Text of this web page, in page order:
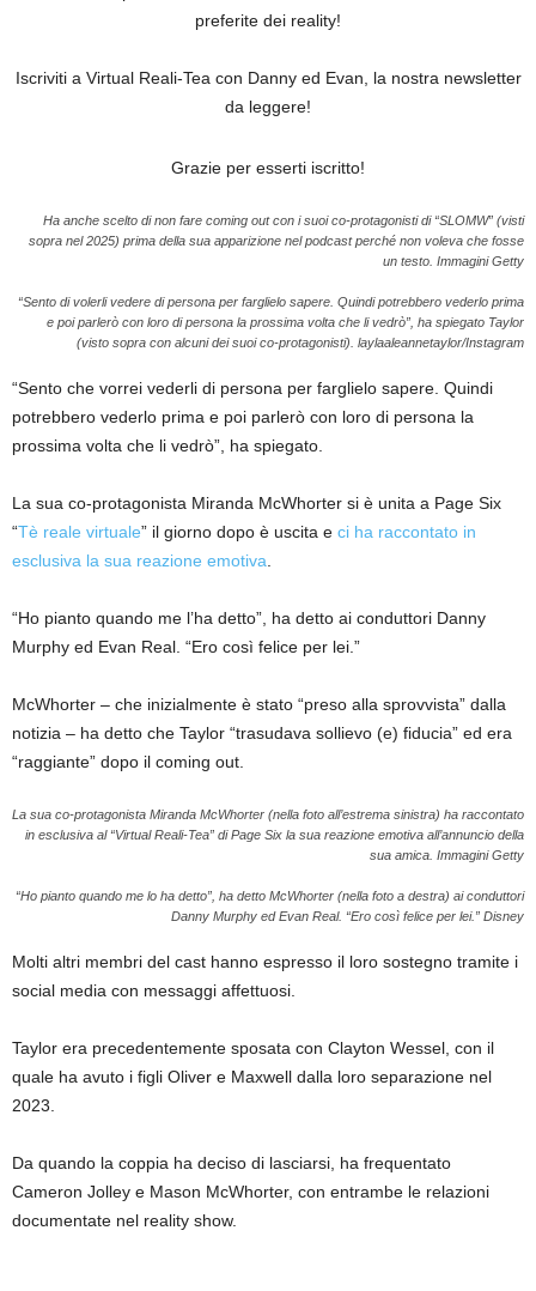
preferite dei reality!
Iscriviti a Virtual Reali-Tea con Danny ed Evan, la nostra newsletter
da leggere!
Grazie per esserti iscritto!
Ha anche scelto di non fare coming out con i suoi co-protagonisti di “SLOMW” (visti
sopra nel 2025) prima della sua apparizione nel podcast perché non voleva che fosse
un testo. Immagini Getty
“Sento di volerli vedere di persona per farglielo sapere. Quindi potrebbero vederlo prima
e poi parlerò con loro di persona la prossima volta che li vedrò”, ha spiegato Taylor
(visto sopra con alcuni dei suoi co-protagonisti). laylaaleannetaylor/Instagram
“Sento che vorrei vederli di persona per farglielo sapere. Quindi
potrebbero vederlo prima e poi parlerò con loro di persona la
prossima volta che li vedrò”, ha spiegato.
La sua co-protagonista Miranda McWhorter si è unita a Page Six
“Tè reale virtuale” il giorno dopo è uscita e ci ha raccontato in
esclusiva la sua reazione emotiva
“Ho pianto quando me l’ha detto”, ha detto ai conduttori Danny
Murphy ed Evan Real. “Ero così felice per lei.”
McWhorter – che inizialmente è stato “preso alla sprovvista” dalla
notizia – ha detto che Taylor “trasudava sollievo (e) fiducia” ed era
“raggiante” dopo il coming out.
La sua co-protagonista Miranda McWhorter (nella foto all’estrema sinistra) ha raccontato
in esclusiva al “Virtual Reali-Tea” di Page Six la sua reazione emotiva all’annuncio della
sua amica. Immagini Getty
“Ho pianto quando me lo ha detto”, ha detto McWhorter (nella foto a destra) ai conduttori
Danny Murphy ed Evan Real. “Ero così felice per lei.” Disney
Molti altri membri del cast hanno espresso il loro sostegno tramite i
social media con messaggi affettuosi.
Taylor era precedentemente sposata con Clayton Wessel, con il
quale ha avuto i figli Oliver e Maxwell dalla loro separazione nel
2023.
Da quando la coppia ha deciso di lasciarsi, ha frequentato
Cameron Jolley e Mason McWhorter, con entrambe le relazioni
documentate nel reality show.